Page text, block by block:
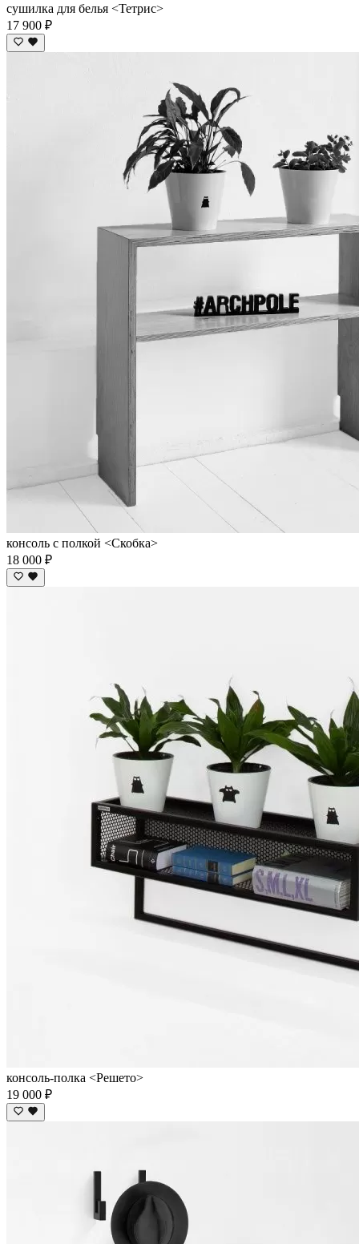
сушилка для белья <Тетрис>
17 900 ₽
консоль с полкой <Скобка>
18 000 ₽
консоль-полка <Решето>
19 000 ₽